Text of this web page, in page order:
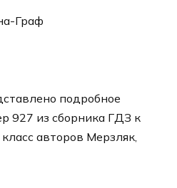
Граф
подробное
927 из сборника ГДЗ к
авторов Мерзляк,